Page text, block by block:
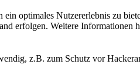
ein optimales Nutzererlebnis zu
erfolgen. Weitere Informationen
z.B. zum Schutz vor